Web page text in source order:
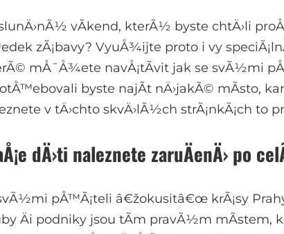
vÃ­kend, kterÃ½ byste chtÄ›li
zÃ¡bavy? VyuÅ¾ijte proto i vy
mÅ¯Å¾ete navÅ¡tÃ­vit jak se svÃ½mi
byste najÃ­t nÄ›jakÃ© mÃ­sto,
v tÄ›chto skvÄ›lÃ½ch strÃ¡nkÃ¡ch to
dÄ›ti naleznete zaruÄenÄ› po
pÅ™Ã¡teli â€žokusitâ€œ krÃ¡sy
Äi podniky jsou tÃ­m pravÃ½m mÃ­stem,